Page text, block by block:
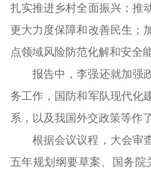
扎实推进乡村全面振兴；推
更大力度保障和改善民生；
点领域风险防范化解和安全
报告中，李强还就加强
务工作，国防和军队现代化
系，以及我国外交政策等作
根据会议议程，大会审
五年规划纲要草案、国务